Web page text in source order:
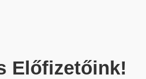
Előfizetőink!